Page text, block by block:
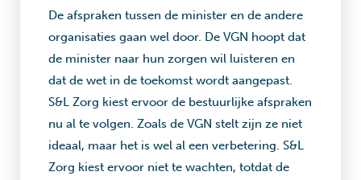
De afspraken tussen de minister en de andere
organisaties gaan wel door. De VGN hoopt dat
de minister naar hun zorgen wil luisteren en
dat de wet in de toekomst wordt aangepast.
S&L Zorg kiest ervoor de bestuurlijke afspraken
nu al te volgen. Zoals de VGN stelt zijn ze niet
ideaal, maar het is wel al een verbetering. S&L
Zorg kiest ervoor niet te wachten, totdat de